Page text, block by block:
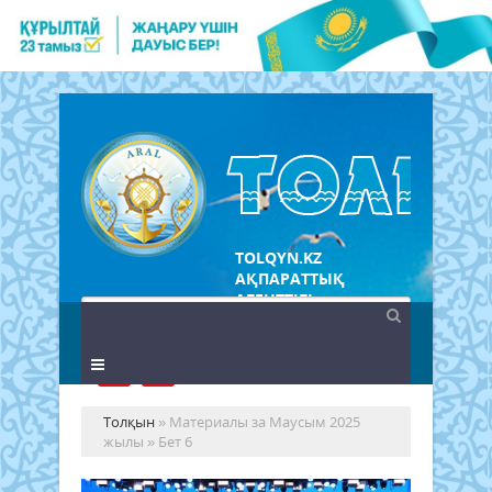
TOLQYN.KZ
АҚПАРАТТЫҚ
АГЕНТТІГІ
Толқын » Материалы за Маусым 2025
жылы » Бет 6